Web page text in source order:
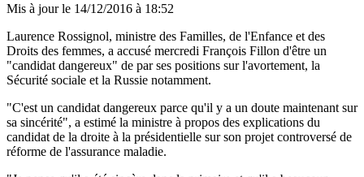
Mis à jour le 14/12/2016 à 18:52
Laurence Rossignol, ministre des Familles, de l'Enfance et des
Droits des femmes, a accusé mercredi François Fillon d'être un
"candidat dangereux" de par ses positions sur l'avortement, la
Sécurité sociale et la Russie notamment.
"C'est un candidat dangereux parce qu'il y a un doute maintenant sur
sa sincérité", a estimé la ministre à propos des explications du
candidat de la droite à la présidentielle sur son projet controversé de
réforme de l'assurance maladie.